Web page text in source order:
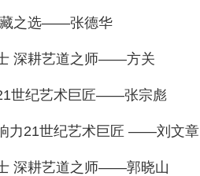
藏之选——张德华
深耕艺道之师——方关
世纪艺术巨匠——张宗彪
力21世纪艺术巨匠 ——刘文章
深耕艺道之师——郭晓山